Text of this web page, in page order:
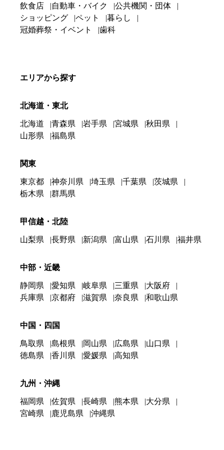
飲食店
自動車・バイク
公共機関・団体
ショッピング
ペット
暮らし
冠婚葬祭・イベント
歯科
エリアから探す
北海道・東北
北海道 青森県 岩手県 宮城県
秋田県
山形県
福島県
関東
東京都 神奈川県 埼玉県 千葉県
茨城県
栃木県
群馬県
甲信越・北陸
山梨県 長野県 新潟県 富山県 石川県 福井県
中部・近畿
静岡県 愛知県 岐阜県 三重県
大阪府
兵庫県
京都府 滋賀県 奈良県 和歌山県
中国・四国
鳥取県 島根県 岡山県 広島県
山口県
徳島県
香川県 愛媛県 高知県
九州・沖縄
福岡県 佐賀県 長崎県 熊本県
大分県
宮崎県
鹿児島県 沖縄県